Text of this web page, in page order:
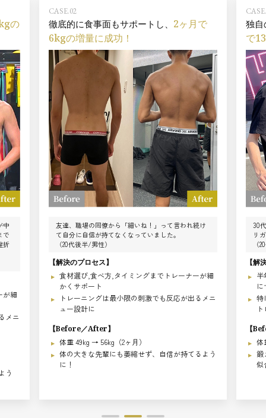
の
中
で
折
が細
メニ
う
CASE.02
徹底的に食事面もサポートし、 2ヶ月で
6kgの増量に成功！
友達、職場の同僚から「細いね！」って言われ続け
て自分に自信が持てなくなっていました。
（20代後半/男性）
【解決のプロセス】
食材選び,食べ方,タイミングまでトレーナーが細
かくサポート
トレーニングは最小限の刺激でも反応が出るメニ
ュー設計に
【Before／After】
体重 49kg → 56kg（2ヶ月）
体の大きな先輩にも萎縮せず、自信が持てるよう
に！
独自
で
30
リ
（
【解
半
特
【
体
鍛
似